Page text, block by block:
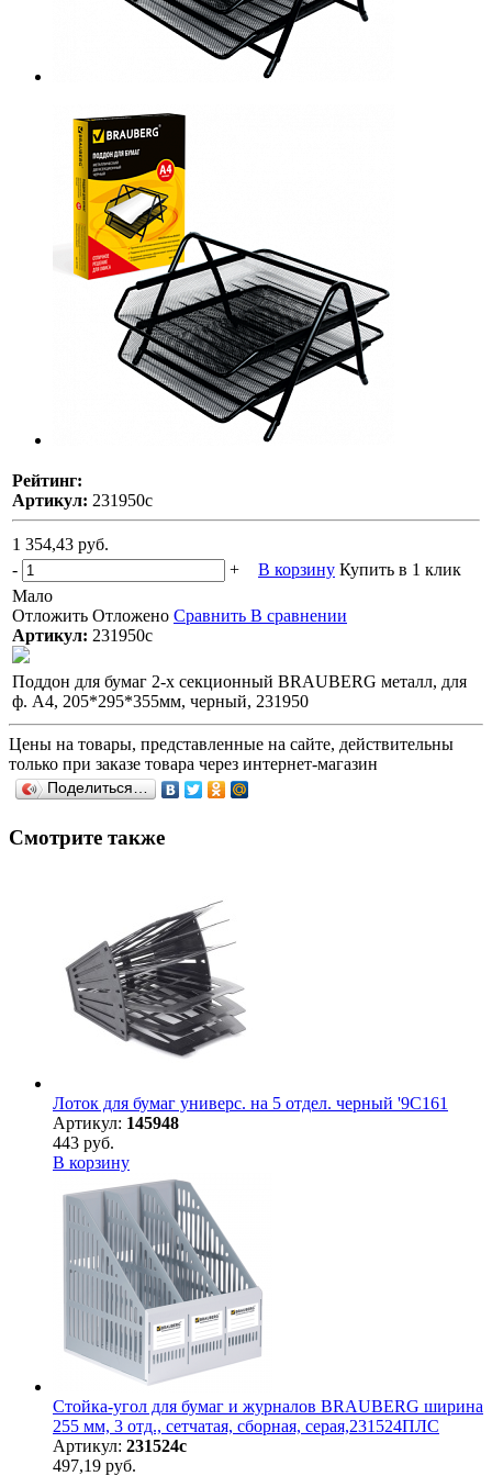
Рейтинг:
Артикул: 231950с
1 354,43 руб.
-
+ В корзину Купить в 1 клик
Мало
Отложить Отложено Сравнить В сравнении
Артикул: 231950с
Поддон для бумаг 2-х секционный BRAUBERG металл, для
ф. А4, 205*295*355мм, черный, 231950
Цены на товары, представленные на сайте, действительны
только при заказе товара через интернет-магазин
Поделиться…
Смотрите также
Лоток для бумаг универс. на 5 отдел. черный '9С161
Артикул: 145948
443 руб.
В корзину
Стойка-угол для бумаг и журналов BRAUBERG ширина
255 мм, 3 отд., сетчатая, сборная, серая,231524ПЛС
Артикул: 231524с
497,19 руб.